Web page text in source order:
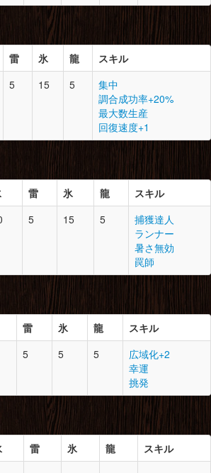
キラービートル×2
のりこねバッタ×10
オオクワアゲハ×1
レビテライト鉱石×2
アルビノエキス×5
にが虫×10
オオクワアゲハ×2
レビテライト鉱石×1
オオクワアゲハ×1
レビテライト鉱石×2
モンスターの体液×3
ツチハチノコ×10
オオクワアゲハ×1
レビテライト鉱石×2
雷光虫×5
不死虫×10
オオクワアゲハ×2
レビテライト鉱石×1
キラービートル×2
のりこねバッタ×10
オオクワアゲハ×1
レビテライト鉱石×2
にが虫×10
-
オオクワアゲハ×1
レビテライト鉱石×2
モンスターの体液×3
ツチハチノコ×10
雷 氷 龍
スキル
5 15 5
集中
調合成功率+20%
最大数生産
回復速度+1
必要素材
ペピポパンプキン×5
キラービートル×3
ノヴァクリスタル×5
怪力の種×3
ペピポパンプキン×3
キラービートル×2
ペピポパンプキン×2
キラービートル×2
ツラヌキの実×10
トウガラシ×10
ペピポパンプキン×3
キラービートル×3
ドキドキノコ×4
ペピポパンプキン×4
ドスヘラクレス×8
はじけクルミ×10
雷光虫×4
雷 氷 龍
スキル
5 15 5
捕獲達人
ランナー
暑さ無効
罠師
水竜の鱗×1
水竜のヒレ×2
ドラグライト鉱石×2
水竜のヒレ×3
鮫肌の鱗×2
モンスターの体液×2
肉厚な皮×2
カワズの油×2
-
水竜の鱗×1
雷 氷 龍
スキル
5 5 5
広域化+2
幸運
挑発
レビテライト鉱石×1
蟲のコイン×2
鳥竜のコイン×3
闘技王のコイン×3
レビテライト鉱石×1
雷 氷 龍
スキル
ット
必要素材